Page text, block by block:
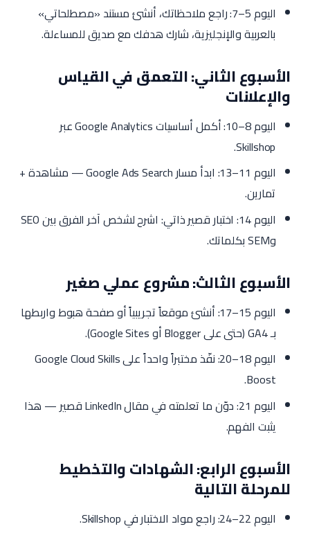
اليوم 5–7: راجع ملاحظاتك، أنشئ مستند «مصطلحاتي»
بالعربية والإنجليزية، شارك هدفك مع صديق للمساءلة.
الأسبوع الثاني: التعمق في القياس
والإعلانات
اليوم 8–10: أكمل أساسيات Google Analytics عبر
Skillshop.
اليوم 11–13: ابدأ مسار Google Ads Search — مشاهدة +
تمارين.
اليوم 14: اختبار قصير ذاتي: اشرح لشخص آخر الفرق بين SEO
وSEM بكلماتك.
الأسبوع الثالث: مشروع عملي صغير
اليوم 15–17: أنشئ موقعاً تجريبياً أو صفحة هبوط واربطها
بـ GA4 (حتى على Blogger أو Google Sites).
اليوم 18–20: نفّذ مختبراً واحداً على Google Cloud Skills
Boost.
اليوم 21: دوّن ما تعلمته في مقال LinkedIn قصير — هذا
يثبت الفهم.
الأسبوع الرابع: الشهادات والتخطيط
للمرحلة التالية
اليوم 22–24: راجع مواد الاختبار في Skillshop.